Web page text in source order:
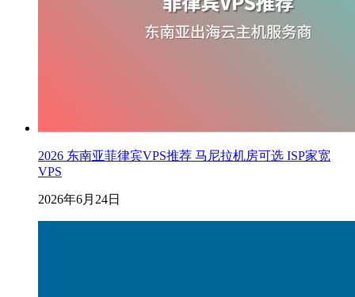
2026 东南亚菲律宾VPS推荐 马尼拉机房可选 ISP家宽
VPS
2026年6月24日